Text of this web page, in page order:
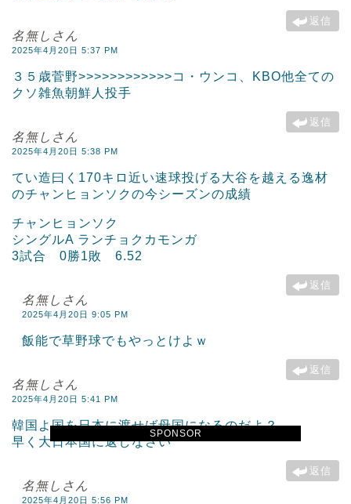
SPONSOR
返信
名無しさん
2025年4月20日 5:37 PM
３５歳菅野>>>>>>>>>>>>コ・ウンコ、KBO他全ての
クソ雑魚朝鮮人投手
返信
名無しさん
2025年4月20日 5:38 PM
てい造曰く170キロ近い速球投げる大谷を越える逸材
のチャンヒョンソクの今シーズンの成績
チャンヒョンソク
シングルA ランチョクカモンガ
3試合 0勝1敗 6.52
返信
名無しさん
2025年4月20日 9:05 PM
飯能で草野球でもやっとけよｗ
返信
名無しさん
2025年4月20日 5:41 PM
韓国よ国を日本に渡せば母国になるのだよ？
早く大日本国に返しなさい
返信
名無しさん
2025年4月20日 5:56 PM